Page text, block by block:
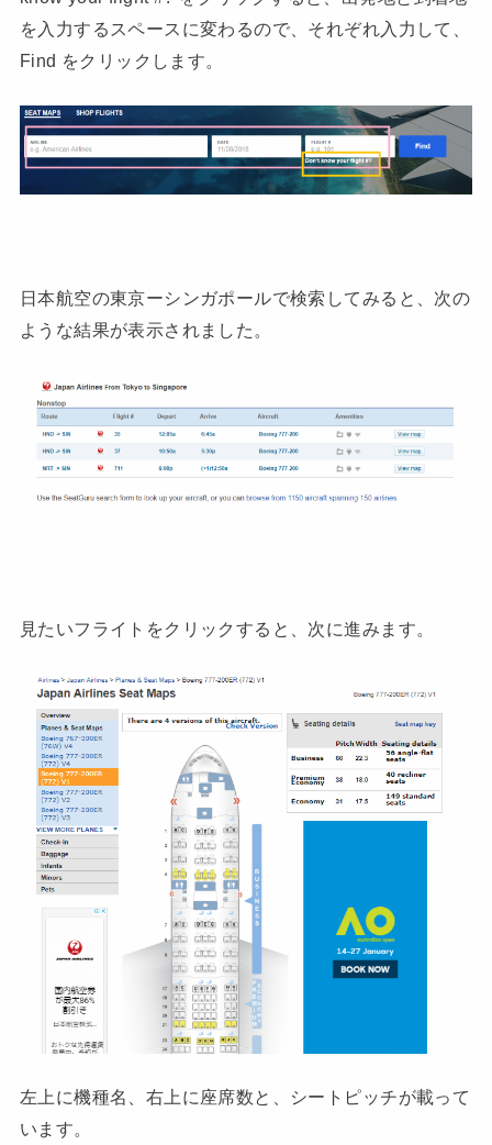
を入力するスペースに変わるので、それぞれ入力して、
Find をクリックします。
日本航空の東京ーシンガポールで検索してみると、次の
ような結果が表示されました。
見たいフライトをクリックすると、次に進みます。
左上に機種名、右上に座席数と、シートピッチが載って
います。